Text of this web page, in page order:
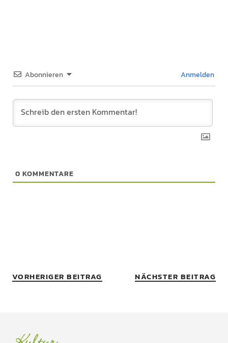
Abonnieren Anmelden
0 KOMMENTARE
VORHERIGER BEITRAG NÄCHSTER BEITRAG